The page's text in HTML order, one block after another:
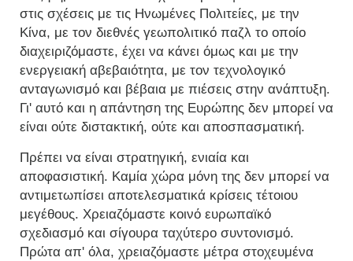
στις σχέσεις με τις Ηνωμένες Πολιτείες, με την
Κίνα, με τον διεθνές γεωπολιτικό παζλ το οποίο
διαχειριζόμαστε, έχει να κάνει όμως και με την
ενεργειακή αβεβαιότητα, με τον τεχνολογικό
ανταγωνισμό και βέβαια με πιέσεις στην ανάπτυξη.
Γι' αυτό και η απάντηση της Ευρώπης δεν μπορεί να
είναι ούτε διστακτική, ούτε και αποσπασματική.
Πρέπει να είναι στρατηγική, ενιαία και
αποφασιστική. Καμία χώρα μόνη της δεν μπορεί να
αντιμετωπίσει αποτελεσματικά κρίσεις τέτοιου
μεγέθους. Χρειαζόμαστε κοινό ευρωπαϊκό
σχεδιασμό και σίγουρα ταχύτερο συντονισμό.
Πρώτα απ' όλα, χρειαζόμαστε μέτρα στοχευμένα